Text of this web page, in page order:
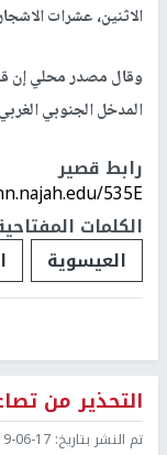
الاثنين، عشرات
وقال مصدر محلي إن
المدخل الجنوبي
رابط قصير
535E/
الكلمات
العيسوية
التحذير من
تم النشر بتاريخ: 17 11:10